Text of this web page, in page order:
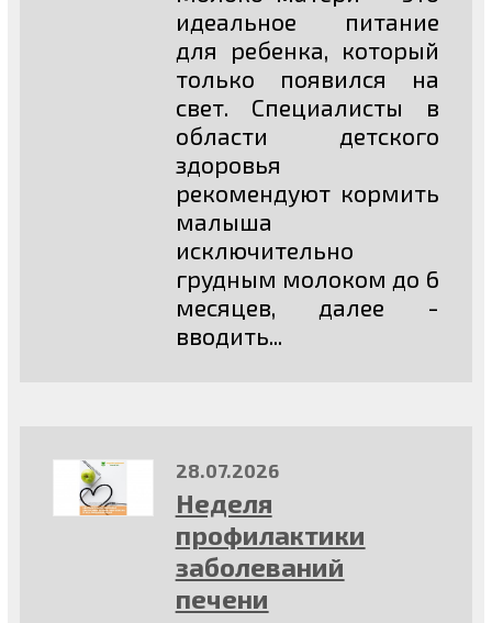
идеальное питание
для ребенка, который
только появился на
свет. Специалисты в
области детского
здоровья
рекомендуют кормить
малыша
исключительно
грудным молоком до 6
месяцев, далее -
вводить...
28.07.2026
Неделя
профилактики
заболеваний
печени